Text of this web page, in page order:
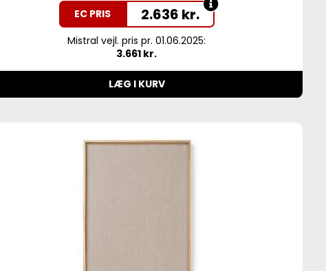
EC PRIS 2.636 kr.
Mistral vejl. pris pr. 01.06.2025:
3.661 kr.
LÆG I KURV